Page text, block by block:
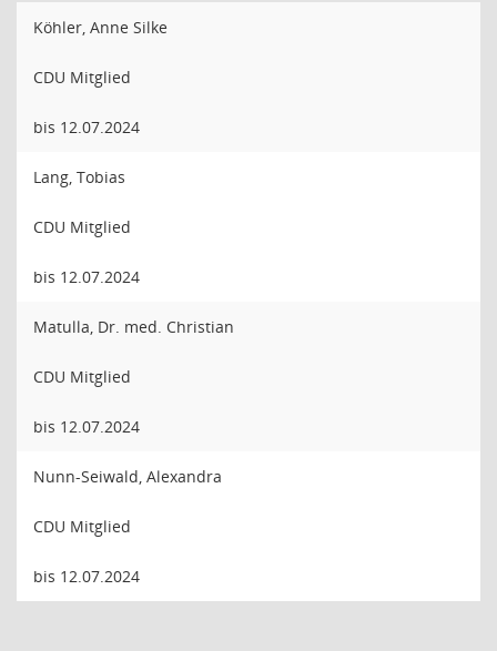
Köhler, Anne Silke
CDU Mitglied
bis 12.07.2024
Lang, Tobias
CDU Mitglied
bis 12.07.2024
Matulla, Dr. med. Christian
CDU Mitglied
bis 12.07.2024
Nunn-Seiwald, Alexandra
CDU Mitglied
bis 12.07.2024